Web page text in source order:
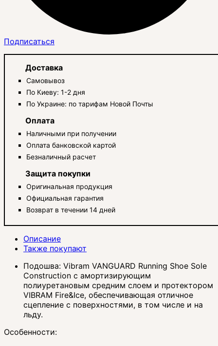
Подписаться
Доставка
Самовывоз
По Киеву: 1-2 дня
По Украине: по тарифам Новой Почты
Оплата
Наличными при получении
Оплата банковской картой
Безналичный расчет
Защита покупки
Оригинальная продукция
Официальная гарантия
Возврат в течении 14 дней
Описание
Также покупают
Подошва: Vibram VANGUARD Running Shoe Sole
Construction с амортизирующим
полиуретановым средним слоем и протектором
VIBRAM Fire&Ice, обеспечивающая отличное
сцепление с поверхностями, в том числе и на
льду.
Особенности: